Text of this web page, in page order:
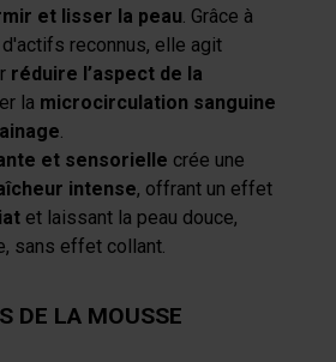
et lisser la peau. Grâce à
reconnus, elle agit
réduire l’aspect de la
la microcirculation sanguine
.
et sensorielle crée une
intense, offrant un effet
et laissant la peau douce,
sans effet collant.
DE LA MOUSSE